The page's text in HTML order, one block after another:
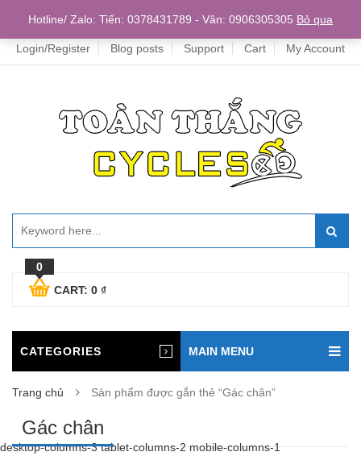
Home
Login/Register Blog posts Support Cart My Account
0
CART: 0 ₫
CATEGORIES MAIN MENU
Trang chủ Sản phẩm được gắn thẻ “Gác chân”
Gác chân
desktop-columns-3 tablet-columns-2 mobile-columns-1
Hotline/ Zalo: Tiến: 0378431789 - Vân: 0906305305 Bỏ qua